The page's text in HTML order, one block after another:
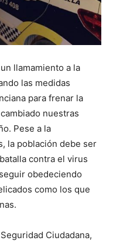
llamamiento a la
las medidas
para frenar la
nuestras
Pese a la
la población debe ser
contra el virus
obedeciendo
como los que
Ciudadana,